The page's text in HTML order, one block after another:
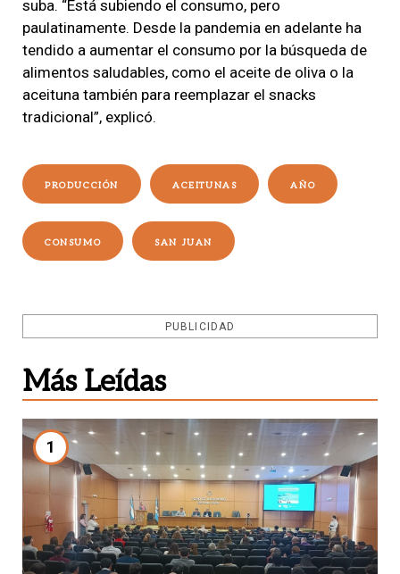
suba. “Está subiendo el consumo, pero
paulatinamente. Desde la pandemia en adelante ha
tendido a aumentar el consumo por la búsqueda de
alimentos saludables, como el aceite de oliva o la
aceituna también para reemplazar el snacks
tradicional”, explicó.
PRODUCCIÓN ACEITUNAS AÑO
CONSUMO SAN JUAN
PUBLICIDAD
Más Leídas
1